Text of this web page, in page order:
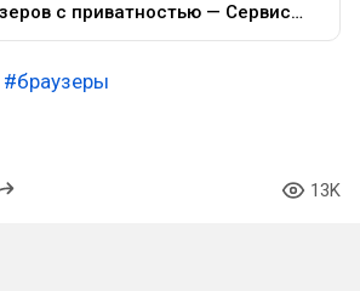
Пять браузеров с приватностью — Сервисы на vc.ru
#браузеры
13K